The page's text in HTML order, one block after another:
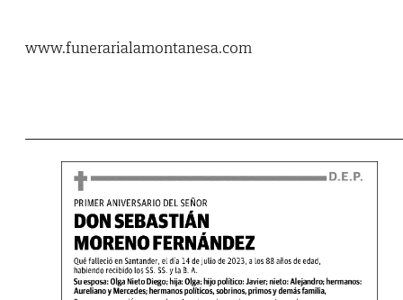
www.funerarialamontanesa.com